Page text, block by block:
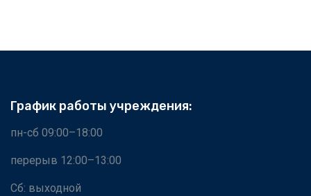
График работы учреждения:
пн-сб 09:00–18:00
перерыв 12:00–13:00
Сб: выходной